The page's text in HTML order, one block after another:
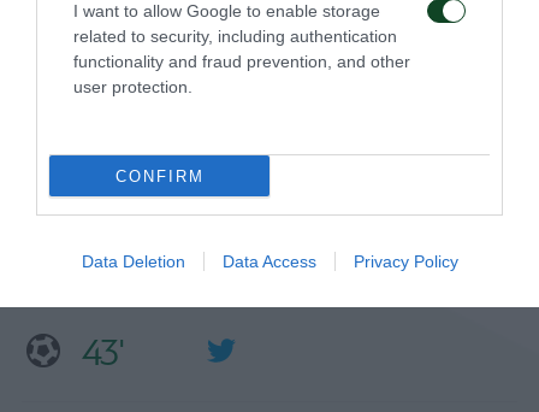
I want to allow Google to enable storage
related to security, including authentication
functionality and fraud prevention, and other
user protection.
CONFIRM
Data Deletion Data Access Privacy Policy
43'
ΣΧΟΛΙΟ
Αλλαγή για την ομάδα μας. Ο Κώτσιρας στη θέση του
Βαγιαννίδη.